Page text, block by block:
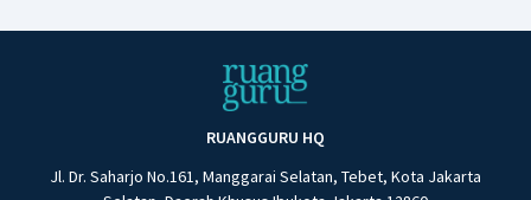
RUANGGURU HQ
Jl. Dr. Saharjo No.161, Manggarai Selatan, Tebet, Kota Jakarta